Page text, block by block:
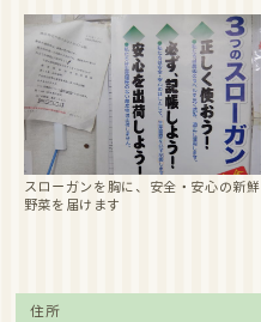
スローガンを胸に、安全・安心の新鮮
野菜を届けます
住所